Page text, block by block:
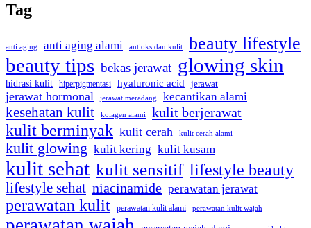
Tag
anti aging anti aging alami antioksidan kulit beauty lifestyle
beauty tips bekas jerawat glowing skin
hidrasi kulit hiperpigmentasi hyaluronic acid jerawat
jerawat hormonal jerawat meradang kecantikan alami
kesehatan kulit kolagen alami kulit berjerawat
kulit berminyak kulit cerah kulit cerah alami
kulit glowing kulit kering kulit kusam
kulit sehat kulit sensitif lifestyle beauty
lifestyle sehat niacinamide perawatan jerawat
perawatan kulit perawatan kulit alami perawatan kulit wajah